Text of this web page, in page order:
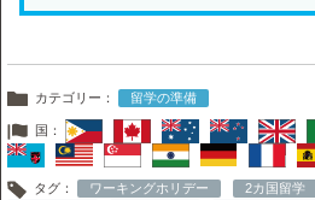
カテゴリー： 留学の準備
国：
タグ： ワーキングホリデー 2カ国留学